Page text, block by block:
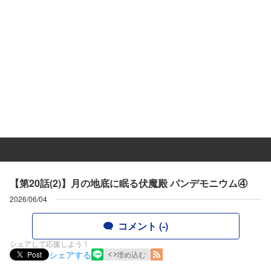
【第20話(2)】月の地底に眠る伏魔殿 パンデモニウム④
2026/06/04
コメント (-)
シェアして応援しよう！
Post
シェアする 埋め込む